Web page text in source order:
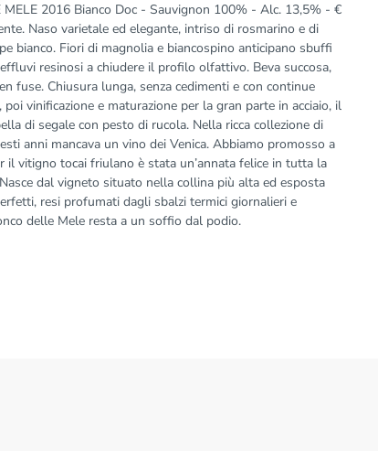
MELE 2016 Bianco Doc - Sauvignon 100% - Alc. 13,5% - €
Naso varietale ed elegante, intriso di rosmarino e di
bianco. Fiori di magnolia e biancospino anticipano sbuffi
resinosi a chiudere il profilo olfattivo. Beva succosa,
fuse. Chiusura lunga, senza cedimenti e con continue
vinificazione e maturazione per la gran parte in acciaio, il
di segale con pesto di rucola. Nella ricca collezione di
anni mancava un vino dei Venica. Abbiamo promosso a
il vitigno tocai friulano è stata un’annata felice in tutta la
dal vigneto situato nella collina più alta ed esposta
resi profumati dagli sbalzi termici giornalieri e
delle Mele resta a un soffio dal podio.